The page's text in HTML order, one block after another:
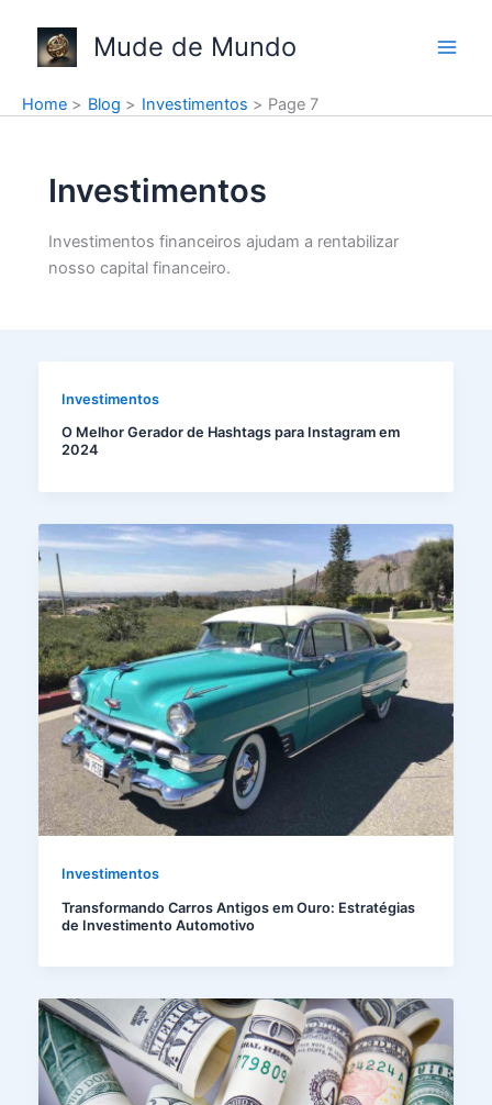
content
Mude de Mundo
Home Blog Investimentos Page 7
Investimentos
Investimentos financeiros ajudam a rentabilizar
nosso capital financeiro.
Investimentos
O Melhor Gerador de Hashtags para Instagram em
2024
Investimentos
Transformando Carros Antigos em Ouro: Estratégias
de Investimento Automotivo